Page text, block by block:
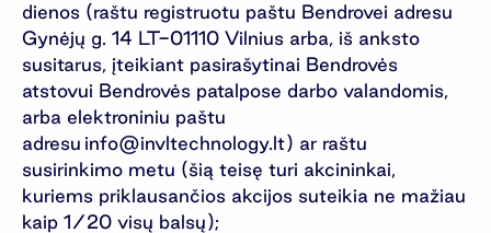
dienos (raštu registruotu paštu Bendrovei adresu
Gynėjų g. 14 LT-01110 Vilnius arba, iš anksto
susitarus, įteikiant pasirašytinai Bendrovės
atstovui Bendrovės patalpose darbo valandomis,
arba elektroniniu paštu
adresu info@invltechnology.lt) ar raštu
susirinkimo metu (šią teisę turi akcininkai,
kuriems priklausančios akcijos suteikia ne mažiau
kaip 1/20 visų balsų);